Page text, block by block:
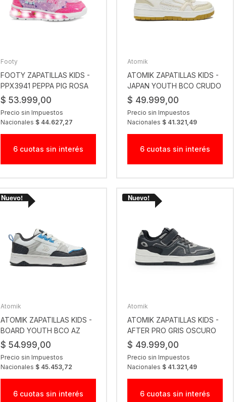
Footy
FOOTY ZAPATILLAS KIDS -
PPX3941 PEPPA PIG ROSA
$ 53.999,00
Precio sin Impuestos
Nacionales $ 44.627,27
6 cuotas sin interés
Atomik
ATOMIK ZAPATILLAS KIDS -
JAPAN YOUTH BCO CRUDO
$ 49.999,00
Precio sin Impuestos
Nacionales $ 41.321,49
6 cuotas sin interés
Atomik
ATOMIK ZAPATILLAS KIDS -
BOARD YOUTH BCO AZ
$ 54.999,00
Precio sin Impuestos
Nacionales $ 45.453,72
6 cuotas sin interés
Atomik
ATOMIK ZAPATILLAS KIDS -
AFTER PRO GRIS OSCURO
$ 49.999,00
Precio sin Impuestos
Nacionales $ 41.321,49
6 cuotas sin interés